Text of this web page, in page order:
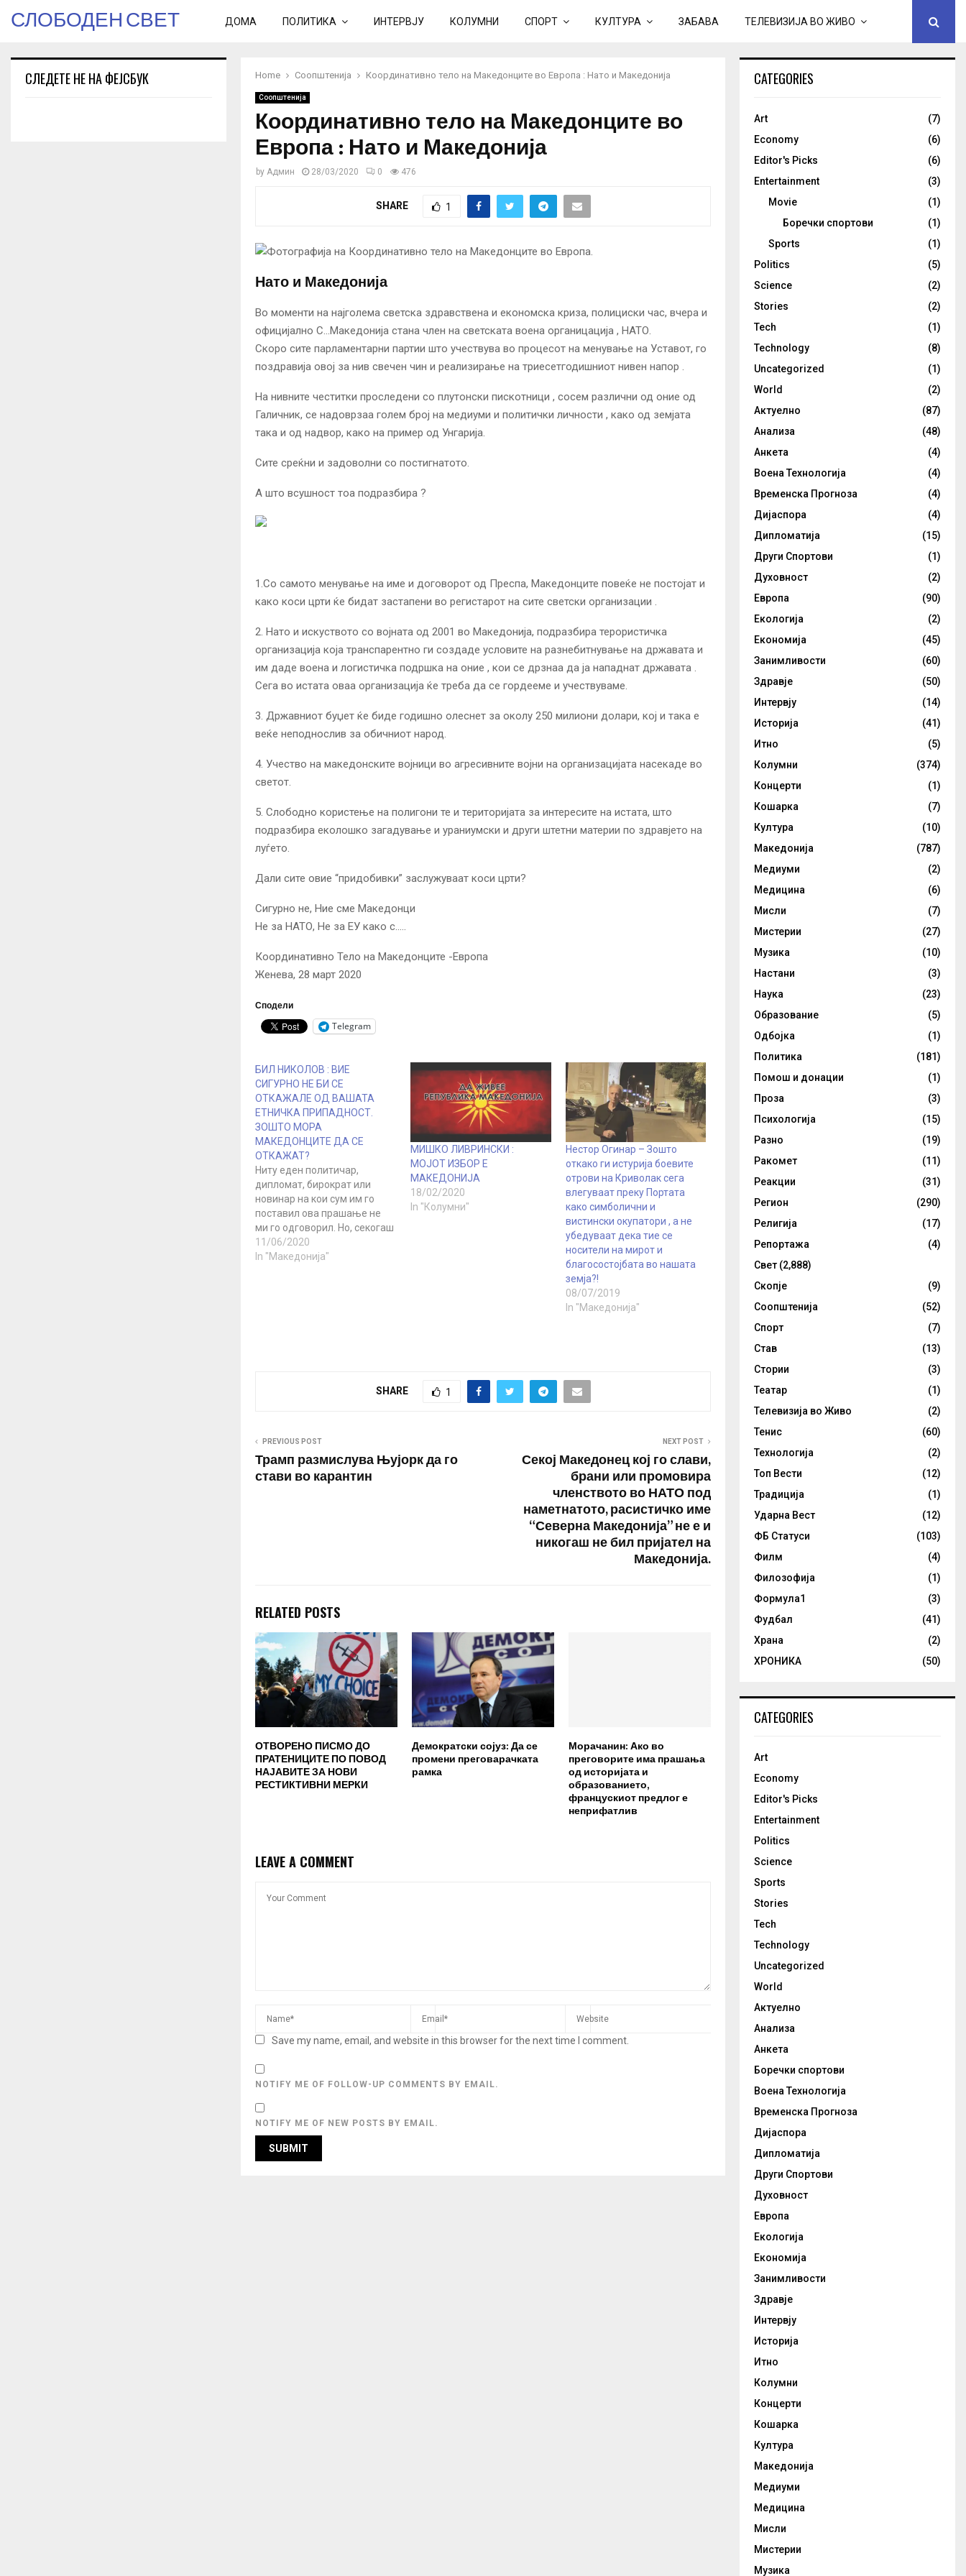
СЛОБОДЕН СВЕТ ДОМА ПОЛИТИКА ИНТЕРВЈУ КОЛУМНИ СПОРТ КУЛТУРА ЗАБАВА ТЕЛЕВИЗИЈА ВО ЖИВО
Home Соопштенија Координативно тело на Македонците во Европа : Нато и Македонија
Соопштенија
Координативно тело на Македонците во
Европа : Нато и Македонија
by Админ 28/03/2020 0 476
SHARE 1
Нато и Македонија
Во моменти на најголема светска здравствена и економска криза, полициски час, вчера и
официјално С…Македонија стана член на светската воена органицација , НАТО.
Скоро сите парламентарни партии што учествува во процесот на менување на Уставот, го
поздравија овој за нив свечен чин и реализирање на триесетгодишниот нивен напор .
На нивните честитки проследени со плутонски пискотници , сосем различни од оние од
Галичник, се надоврзаа голем број на медиуми и политички личности , како од земјата
така и од надвор, како на пример од Унгарија.
Сите среќни и задоволни со постигнатото.
А што всушност тоа подразбира ?
1.Со самото менување на име и договорот од Преспа, Македонците повеќе не постојат и
како коси црти ќе бидат застапени во регистарот на сите светски организации .
2. Нато и искуството со војната од 2001 во Македонија, подразбира терористичка
организација која транспарентно ги создаде условите на разнебитнување на државата и
им даде воена и логистичка подршка на оние , кои се дрзнаа да ја нападнат државата .
Сега во истата оваа организација ќе треба да се гордееме и учествуваме.
3. Државниот буџет ќе биде годишно олеснет за околу 250 милиони долари, кој и така е
веќе неподнослив за обичниот народ.
4. Учество на македонските војници во агресивните војни на организацијата насекаде во
светот.
5. Слободно користење на полигони те и територијата за интересите на истата, што
подразбира еколошко загадување и ураниумски и други штетни материи по здравјето на
луѓето.
Дали сите овие “придобивки” заслужуваат коси црти?
Сигурно не, Ние сме Македонци
Не за НАТО, Не за ЕУ како с…..
Координативно Тело на Македонците -Европа
Женева, 28 март 2020
Сподели
Telegram
БИЛ НИКОЛОВ : ВИЕ
СИГУРНО НЕ БИ СЕ
ОТКАЖАЛЕ ОД ВАШАТА
ЕТНИЧКА ПРИПАДНОСТ.
ЗОШТО МОРА
МАКЕДОНЦИТЕ ДА СЕ
ОТКАЖАТ?
Ниту еден политичар,
дипломат, бирократ или
новинар на кои сум им го
поставил ова прашање не
ми го одговорил. Но, секогаш
беа подготвени да ми кажат
дека треба да се откажам од
11/06/2020
In "Македонија"
МИШКО ЛИВРИНСКИ :
МОЈОТ ИЗБОР Е
МАКЕДОНИЈА
18/02/2020
In "Колумни"
Нестор Огинар – Зошто
откако ги истурија боевите
отрови на Криволак сега
влегуваат преку Портата
како симболични и
вистински окупатори , а не
убедуваат дека тие се
носители на мирот и
благосостојбата во нашата
земја?!
08/07/2019
In "Македонија"
SHARE 1
PREVIOUS POST
Трамп размислува Њујорк да го
стави во карантин
NEXT POST
Секој Македонец кој го слави,
брани или промовира
членството во НАТО под
наметнатото, расистичко име
“Северна Македонија” не е и
никогаш не бил пријател на
Македонија.
RELATED POSTS
ОТВОРЕНО ПИСМО ДО
ПРАТЕНИЦИТЕ ПО ПОВОД
НАЈАВИТЕ ЗА НОВИ
РЕСТИКТИВНИ МЕРКИ
Демократски сојуз: Да се
промени преговарачката
рамка
Морачанин: Ако во
преговорите има прашања
од историјата и
образованието,
францускиот предлог е
неприфатлив
LEAVE A COMMENT
Save my name, email, and website in this browser for the next time I comment.
NOTIFY ME OF FOLLOW-UP COMMENTS BY EMAIL.
NOTIFY ME OF NEW POSTS BY EMAIL.
СЛЕДЕТЕ НЕ НА ФЕЈСБУК CATEGORIES
Art
(7)
Economy
(6)
Editor's Picks
(6)
Entertainment
(3)
Movie
(1)
Боречки спортови
(1)
Sports
(1)
Politics
(5)
Science
(2)
Stories
(2)
Tech
(1)
Technology
(8)
Uncategorized
(1)
World
(2)
Актуелно
(87)
Анализа
(48)
Анкета
(4)
Воена Технологија
(4)
Временска Прогноза
(4)
Дијаспора
(4)
Дипломатија
(15)
Други Спортови
(1)
Духовност
(2)
Европа
(90)
Екологија
(2)
Економија
(45)
Занимливости
(60)
Здравје
(50)
Интервју
(14)
Историја
(41)
Итно
(5)
Колумни
(374)
Концерти
(1)
Кошарка
(7)
Култура
(10)
Македонија
(787)
Медиуми
(2)
Медицина
(6)
Мисли
(7)
Мистерии
(27)
Музика
(10)
Настани
(3)
Наука
(23)
Образование
(5)
Одбојка
(1)
Политика
(181)
Помош и донации
(1)
Проза
(3)
Психологија
(15)
Разно
(19)
Ракомет
(11)
Реакции
(31)
Регион
(290)
Религија
(17)
Репортажа
(4)
Свет (2,888)
Скопје
(9)
Соопштенија
(52)
Спорт
(7)
Став
(13)
Стории
(3)
Театар
(1)
Телевизија во Живо
(2)
Тенис
(60)
Технологија
(2)
Топ Вести
(12)
Традиција
(1)
Ударна Вест
(12)
ФБ Статуси
(103)
Филм
(4)
Филозофија
(1)
Формула1
(3)
Фудбал
(41)
Храна
(2)
ХРОНИКА
(50)
CATEGORIES
Art
Economy
Editor's Picks
Entertainment
Politics
Science
Sports
Stories
Tech
Technology
Uncategorized
World
Актуелно
Анализа
Анкета
Боречки спортови
Воена Технологија
Временска Прогноза
Дијаспора
Дипломатија
Други Спортови
Духовност
Европа
Екологија
Економија
Занимливости
Здравје
Интервју
Историја
Итно
Колумни
Концерти
Кошарка
Култура
Македонија
Медиуми
Медицина
Мисли
Мистерии
Музика